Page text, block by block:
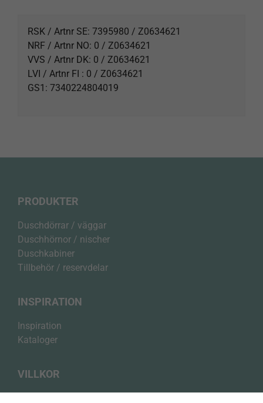
RSK / Artnr SE: 7395980 / Z0634621
NRF / Artnr NO: 0 / Z0634621
VVS / Artnr DK: 0 / Z0634621
LVI / Artnr FI : 0 / Z0634621
GS1: 7340224804019
PRODUKTER
Duschdörrar / väggar
Duschhörnor / nischer
Duschkabiner
Tillbehör / reservdelar
INSPIRATION
Inspiration
Kataloger
VILLKOR